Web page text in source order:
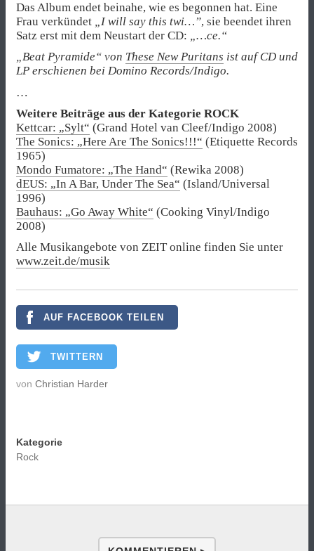
Das Album endet beinahe, wie es begonnen hat. Eine
Frau verkündet „I will say this twi…”, sie beendet ihren
Satz erst mit dem Neustart der CD: „…ce.“
„Beat Pyramide“ von These New Puritans ist auf CD und
LP erschienen bei Domino Records/Indigo.
…
Weitere Beiträge aus der Kategorie ROCK
Kettcar: „Sylt“ (Grand Hotel van Cleef/Indigo 2008)
The Sonics: „Here Are The Sonics!!!“ (Etiquette Records
1965)
Mondo Fumatore: „The Hand“ (Rewika 2008)
dEUS: „In A Bar, Under The Sea“ (Island/Universal
1996)
Bauhaus: „Go Away White“ (Cooking Vinyl/Indigo
2008)
Alle Musikangebote von ZEIT online finden Sie unter
www.zeit.de/musik
AUF FACEBOOK TEILEN
TWITTERN
von Christian Harder
Kategorie
Rock